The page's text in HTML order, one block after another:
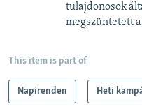
tulajdonosok
megszüntetett
This item is part of
Napirenden Heti